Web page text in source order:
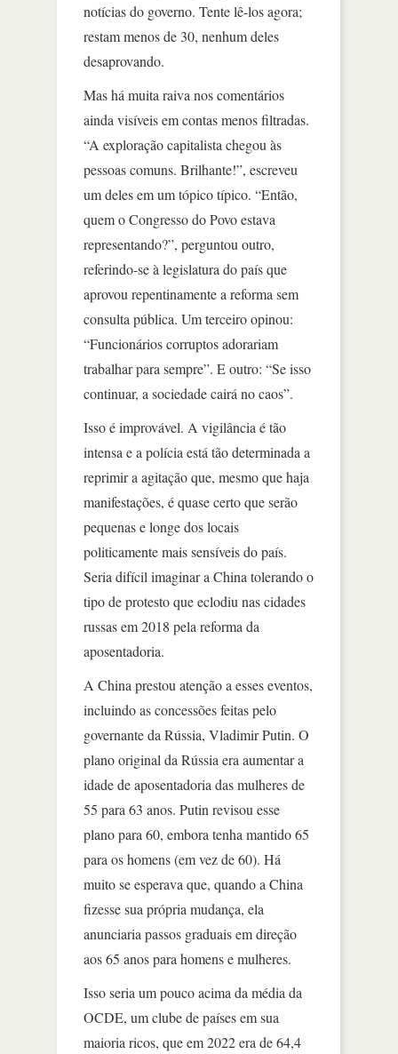
notícias do governo. Tente lê-los agora;
restam menos de 30, nenhum deles
desaprovando.
Mas há muita raiva nos comentários
ainda visíveis em contas menos filtradas.
“A exploração capitalista chegou às
pessoas comuns. Brilhante!”, escreveu
um deles em um tópico típico. “Então,
quem o Congresso do Povo estava
representando?”, perguntou outro,
referindo-se à legislatura do país que
aprovou repentinamente a reforma sem
consulta pública. Um terceiro opinou:
“Funcionários corruptos adorariam
trabalhar para sempre”. E outro: “Se isso
continuar, a sociedade cairá no caos”.
Isso é improvável. A vigilância é tão
intensa e a polícia está tão determinada a
reprimir a agitação que, mesmo que haja
manifestações, é quase certo que serão
pequenas e longe dos locais
politicamente mais sensíveis do país.
Seria difícil imaginar a China tolerando o
tipo de protesto que eclodiu nas cidades
russas em 2018 pela reforma da
aposentadoria.
A China prestou atenção a esses eventos,
incluindo as concessões feitas pelo
governante da Rússia, Vladimir Putin. O
plano original da Rússia era aumentar a
idade de aposentadoria das mulheres de
55 para 63 anos. Putin revisou esse
plano para 60, embora tenha mantido 65
para os homens (em vez de 60). Há
muito se esperava que, quando a China
fizesse sua própria mudança, ela
anunciaria passos graduais em direção
aos 65 anos para homens e mulheres.
Isso seria um pouco acima da média da
OCDE, um clube de países em sua
maioria ricos, que em 2022 era de 64,4